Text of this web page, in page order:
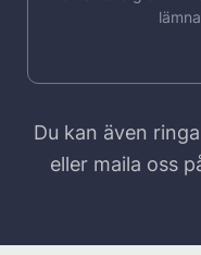
Du kan även
eller maila oss